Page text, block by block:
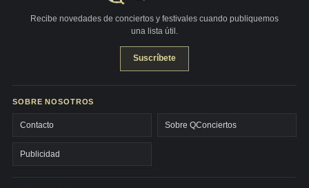
Recibe novedades de conciertos y festivales cuando publiquemos
una lista útil.
Suscríbete
SOBRE NOSOTROS
Contacto Sobre QConciertos
Publicidad